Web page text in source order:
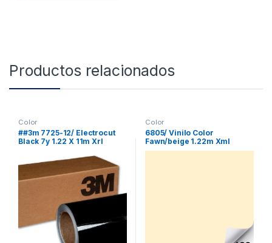
Productos relacionados
Color
##3m 7725-12/ Electrocut
Black 7y 1.22 X 11m Xrl
Color
6805/ Vinilo Color
Fawn/beige 1.22m Xml